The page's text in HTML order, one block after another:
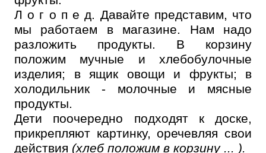
Л о г о п е д. Давайте представим, что
мы работаем в магазине. Нам надо
разложить продукты. В корзину
положим мучные и хлебобулочные
изделия; в ящик овощи и фрукты; в
холодильник - молочные и мясные
продукты.
Дети поочередно подходят к доске,
прикрепляют картинку, оречевляя свои
действия (хлеб положим в корзину ... ).